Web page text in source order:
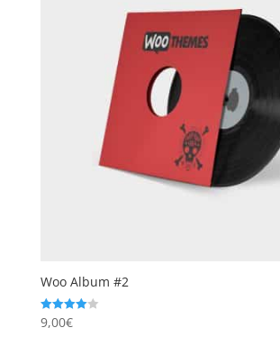
Woo Album #2
Note
4.00
9,00€